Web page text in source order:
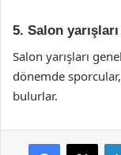
5. Salon
Salon yarışları
dönemde sporcular,
bulurlar.
Facebook
X